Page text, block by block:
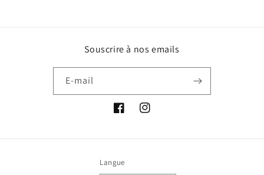
Souscrire à nos emails
E-mail
FacebookInstagram
Langue